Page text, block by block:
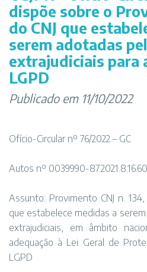
dispõe sobre o
do CNJ que
serem adotadas
extrajudiciais para
LGPD
Publicado em 11/10/2022
Ofício-Circular nº 76/2022 – GC
Autos nº 0039990-
Assunto: Provimento CNJ n.
que estabelece medidas a
extrajudiciais, em âmbito
adequação à Lei Geral de
LGPD